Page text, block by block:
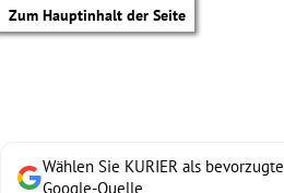
Zum Hauptinhalt der Seite
Wählen Sie KURIER als bevorzugte
Google-Quelle